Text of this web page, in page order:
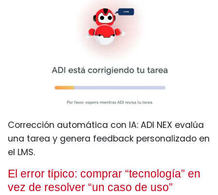
Corrección automática con IA: ADI NEX evalúa
una tarea y genera feedback personalizado en
el LMS.
El error típico: comprar “tecnología” en
vez de resolver “un caso de uso”